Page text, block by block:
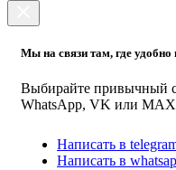
Мы на связи там, где удобно
Выбирайте привычный
WhatsApp, VK или
Написать в
Написать в